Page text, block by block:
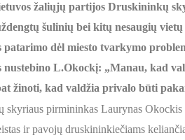
žaliųjų partijos Druskininkų
šulinių bei kitų nesaugių
dėl miesto tvarkymo
nustebino L.Okockį: „Manau, kad
žinoti, kad valdžia privalo būti
pirmininkas Laurynas
ir pavojų druskininkiečiams